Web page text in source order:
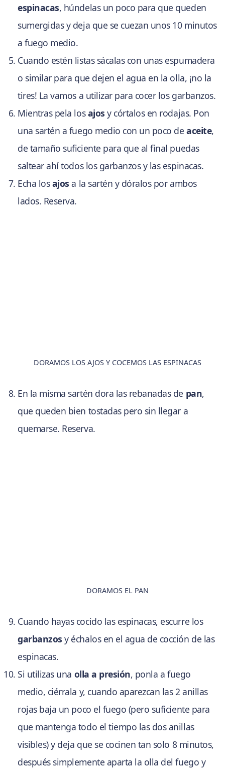
espinacas, húndelas un poco para que queden
sumergidas y deja que se cuezan unos 10 minutos
a fuego medio.
Cuando estén listas sácalas con unas espumadera
o similar para que dejen el agua en la olla, ¡no la
tires! La vamos a utilizar para cocer los garbanzos.
Mientras pela losajos y córtalos en rodajas. Pon
una sartén a fuego medio con un poco de aceite,
de tamaño suficiente para que al final puedas
saltear ahí todos los garbanzos y las espinacas.
Echa losajos a la sartén y dóralos por ambos
lados. Reserva.
DORAMOS LOS AJOS Y COCEMOS LAS ESPINACAS
En la misma sartén dora las rebanadas de pan,
que queden bien tostadas pero sin llegar a
quemarse. Reserva.
DORAMOS EL PAN
Cuando hayas cocido las espinacas, escurre los
garbanzos y échalos en el agua de cocción de las
espinacas.
Si utilizas una olla a presión, ponla a fuego
medio, ciérrala y, cuando aparezcan las 2 anillas
rojas baja un poco el fuego (pero suficiente para
que mantenga todo el tiempo las dos anillas
visibles) y deja que se cocinen tan solo 8 minutos,
después simplemente aparta la olla del fuego y